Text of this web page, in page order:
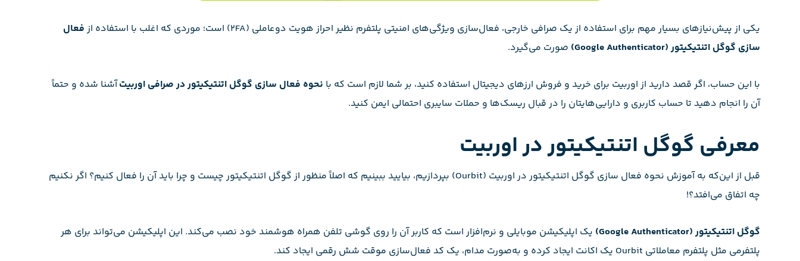
یکی از پیش‌نیازهای بسیار مهم برای استفاده از یک صرافی خارجی، فعال‌سازی ویژگی‌های امنیتی پلتفرم نظیر احراز هویت دوعاملی (۲FA) است؛ موردی که اغلب با استفاده از
فعال
سازی گوگل اتنتیکیتور (Google Authenticator
) صورت می‌گیرد.
با این حساب، اگر قصد دارید از اوربیت برای خرید و فروش ارزهای دیجیتال استفاده کنید، بر شما لازم است که با نحوه فعال سازی گوگل اتنتیکیتور در صرافی اوربیتآشنا شده و حتماً
آن را انجام دهید تا حساب کاربری و دارایی‌هایتان را در قبال ریسک‌ها و حملات سایبری احتمالی ایمن کنید.
معرفی گوگل اتنتیکیتور در اوربیت
قبل از این‌که به‌ آموزش نحوه فعال سازی گوگل اتنتیکیتور در اوربیت (Ourbit) بپردازیم، بیایید ببینیم که اصلاً منظور از گوگل اتنتیکیتور چیست و چرا باید آن را فعال کنیم؟ اگر نکنیم
چه اتفاق می‌افتد؟!
گوگل اتنتیکیتور (Google Authenticator
) یک اپلیکیشن موبایلی و نرم‌افزار است که کاربر آن را روی گوشی تلفن همراه هوشمند خود نصب می‌کند. این اپلیکیشن می‌تواند برای هر
پلتفرمی مثل پلتفرم معاملاتی Ourbit یک اکانت ایجاد کرده و به‌صورت مدام، یک کد فعال‌سازی موقت شش رقمی ایجاد کند.